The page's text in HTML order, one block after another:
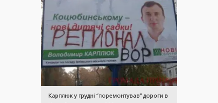
Карплюк у грудні “поремонтував” дороги в